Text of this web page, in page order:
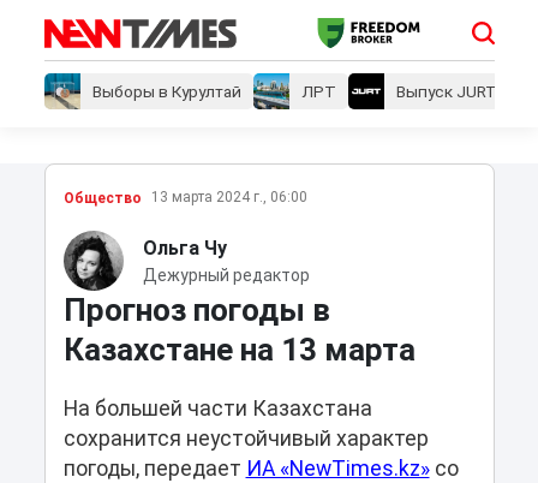
Выборы в Курултай ЛРТ Выпуск JURT
Общество 13 марта 2024 г., 06:00
Ольга Чу
Дежурный редактор
Прогноз погоды в
Казахстане на 13 марта
На большей части Казахстана
сохранится неустойчивый характер
погоды, передает ИА «NewTimes.kz»со